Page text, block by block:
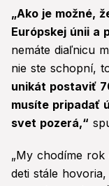
„Ako je možné,
Európskej únii a
nemáte diaľnicu
nie ste schopní,
unikát postaviť
musíte pripadať
svet pozerá,“
„My chodíme
deti stále